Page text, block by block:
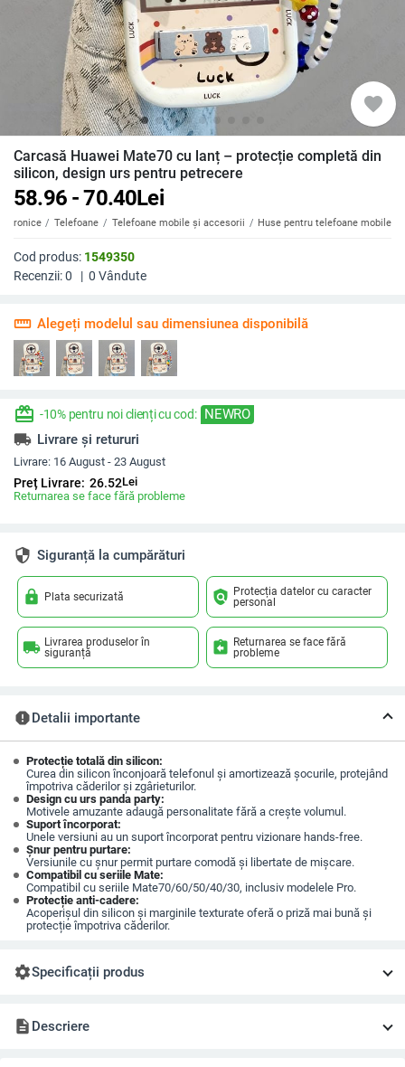
favorite
Carcasă Huawei Mate70 cu lanț – protecție completă din
silicon, design urs pentru petrecere
58.96 - 70.40Lei
Telefoane Telefoane mobile și accesorii Huse pentru telefoane mobile
Cod produs: 1549350
Recenzii:0 | 0 Vândute
straighten Alegeți modelul sau dimensiunea disponibilă
redeem -10% pentru noi clienți cu cod: NEWRO
local_shipping Livrare și retururi
Livrare: 16 August - 23 August
Preț Livrare: 26.52Lei
Returnarea se face fără probleme
security Siguranță la cumpărături
lock Plata securizată policy Protecția datelor cu caracter
personal
local_shipping Livrarea produselor în
siguranță
assignment_return Returnarea se face fără
probleme
reportDetalii importante
Protecție totală din silicon:
Curea din silicon înconjoară telefonul și amortizează șocurile, protejând
împotriva căderilor și zgârieturilor.
Design cu urs panda party:
Motivele amuzante adaugă personalitate fără a crește volumul.
Suport încorporat:
Unele versiuni au un suport încorporat pentru vizionare hands-free.
Șnur pentru purtare:
Versiunile cu șnur permit purtare comodă și libertate de mișcare.
Compatibil cu seriile Mate:
Compatibil cu seriile Mate70/60/50/40/30, inclusiv modelele Pro.
Protecție anti-cadere:
Acoperișul din silicon și marginile texturate oferă o priză mai bună și
protecție împotriva căderilor.
settingsSpecificații produs
description Descriere